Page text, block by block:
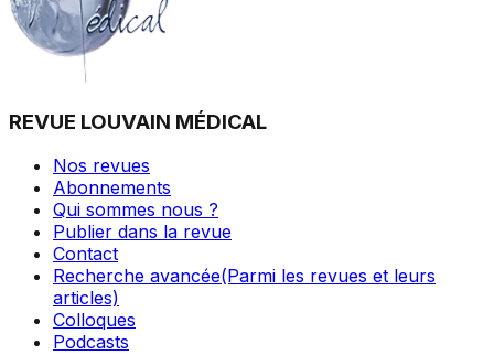
REVUE LOUVAIN MÉDICAL
Nos revues
Abonnements
Qui sommes nous ?
Publier dans la revue
Contact
Recherche avancée(Parmi les revues et leurs
articles)
Colloques
Podcasts